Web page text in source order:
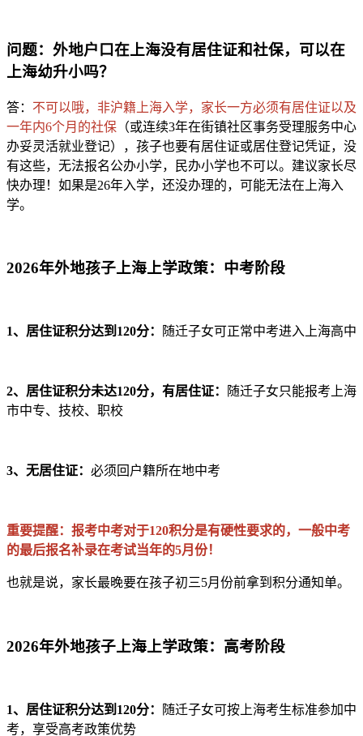
问题：外地户口在上海没有居住证和社保，可以在
上海幼升小吗？
答： 不可以哦，非沪籍上海入学，家长一方必须有居住证以及
一年内6个月的社保 （或连续3年在街镇社区事务受理服务中心
办妥灵活就业登记），孩子也要有居住证或居住登记凭证，没
有这些，无法报名公办小学，民办小学也不可以。建议家长尽
快办理！如果是26年入学，还没办理的，可能无法在上海入
学。
2026年外地孩子上海上学政策： 中考阶段
1、居住证积分达到120分： 随迁子女可正常中考进入上海高中
2、居住证积分未达120分，有居住证：
随迁子女只能报考上海
市中专、技校、职校
3、无居住证： 必须回户籍所在地中考
重要提醒：报考中考对于120积分是有硬性要求的，一般中考
的最后报名补录在考试当年的5月份！
也就是说，家长最晚要在孩子初三5月份前拿到积分通知单。
2026年外地孩子上海上学政策：高考阶段
1、居住证积分达到120分：
随迁子女可按上海考生标准参加中
考，享受高考政策优势